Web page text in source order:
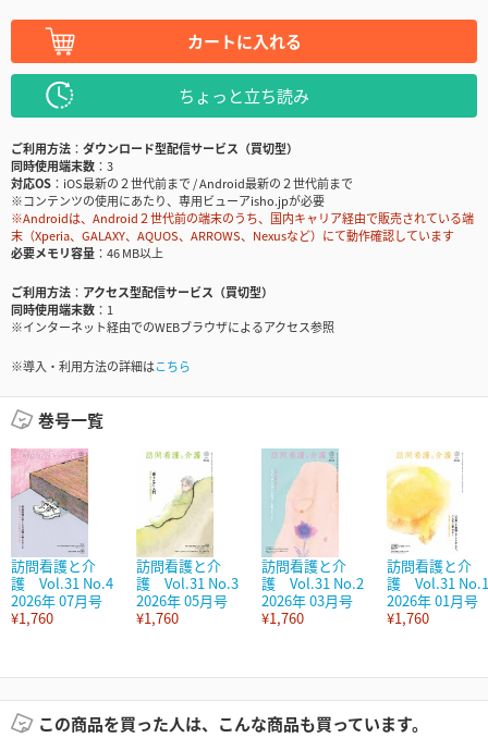
カートに入れる
ちょっと立ち読み
ご利用方法
ダウンロード型配信サービス（買切型）
同時使用端末数
3
対応OS
iOS最新の２世代前まで / Android最新の２世代前まで
※コンテンツの使用にあたり、専用ビューアisho.jpが必要
※Androidは、Android２世代前の端末のうち、国内キャリア経由で販売されている端
末（Xperia、GALAXY、AQUOS、ARROWS、Nexusなど）にて動作確認しています
必要メモリ容量
46 MB以上
ご利用方法
アクセス型配信サービス（買切型）
同時使用端末数
1
※インターネット経由でのWEBブラウザによるアクセス参照
※導入・利用方法の詳細はこちら
巻号一覧
訪問看護と介
護 Vol.31 No.4
2026年 07月号
¥1,760
訪問看護と介
護 Vol.31 No.3
2026年 05月号
¥1,760
訪問看護と介
護 Vol.31 No.2
2026年 03月号
¥1,760
訪問看護と介
護 Vol.31 No.1
2026年 01月号
¥1,760
この商品を買った人は、こんな商品も買っています。